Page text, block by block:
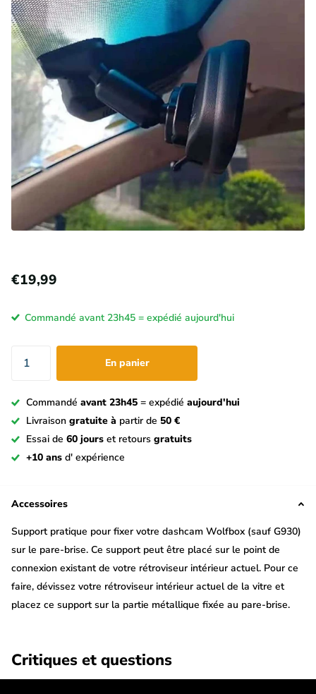
€19,99
Commandé avant 23h45 = expédié aujourd'hui
En panier
Commandé avant 23h45 = expédié aujourd'hui
Livraison gratuite à partir de 50 €
Essai de 60 jours et retours gratuits
+10 ans d' expérience
Accessoires
Support pratique pour fixer votre dashcam Wolfbox (sauf G930)
sur le pare-brise. Ce support peut être placé sur le point de
connexion existant de votre rétroviseur intérieur actuel. Pour ce
faire, dévissez votre rétroviseur intérieur actuel de la vitre et
placez ce support sur la partie métallique fixée au pare-brise.
Wolfbox de 12,0 pouces et ne convient donc pas au G930.
Critiques et questions